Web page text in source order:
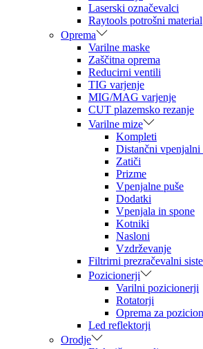
Laserski označevalci
Raytools potrošni material
Oprema
Varilne maske
Zaščitna oprema
Reducirni ventili
TIG varjenje
MIG/MAG varjenje
CUT plazemsko rezanje
Varilne mize
Kompleti
Distančni vpenjalni
Zatiči
Prizme
Vpenjalne puše
Dodatki
Vpenjala in spone
Kotniki
Nasloni
Vzdrževanje
Filtrirni prezračevalni
Pozicionerji
Varilni pozicionerji
Rotatorji
Oprema za
Led reflektorji
Orodje